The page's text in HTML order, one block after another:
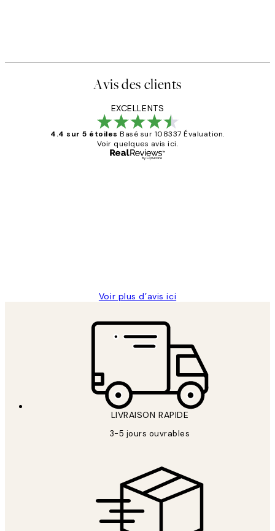
Avis des clients
EXCELLENTS
4.4 sur 5 étoiles Basé sur 108337 Évaluation.
Voir quelques avis ici.
Voir plus d’avis ici
LIVRAISON RAPIDE
3-5 jours ouvrables